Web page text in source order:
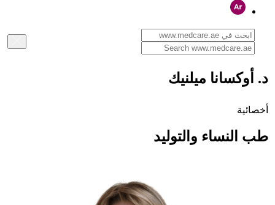
د. أوكسانا ميلنيك
أخصائية
طب النساء والتوليد